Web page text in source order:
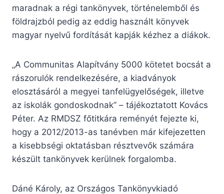
maradnak a régi tankönyvek, történelemből és
földrajzból pedig az eddig használt könyvek
magyar nyelvű fordítását kapják kézhez a diákok.
„A Communitas Alapítvány 5000 kötetet bocsát a
rászorulók rendelkezésére, a kiadványok
elosztásáról a megyei tanfelügyelőségek, illetve
az iskolák gondoskodnak” – tájékoztatott Kovács
Péter. Az RMDSZ főtitkára reményét fejezte ki,
hogy a 2012/2013-as tanévben már kifejezetten
a kisebbségi oktatásban résztvevők számára
készült tankönyvek kerülnek forgalomba.
Dáné Károly, az Országos Tankönyvkiadó